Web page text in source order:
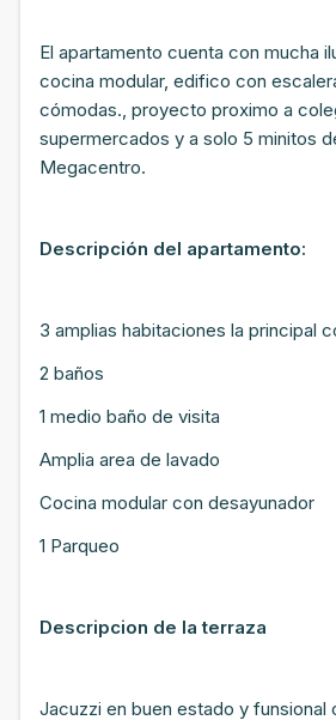
El apartamento cuenta con mucha
cocina modular, edifico con
cómodas., proyecto proximo a
supermercados y a solo 5 minitos
Megacentro.
Descripción del apartamento:
3 amplias habitaciones la principal
2 baños
1 medio baño de visita
Amplia area de lavado
Cocina modular con desayunador
1 Parqueo
Descripcion de la terraza
Jacuzzi en buen estado y funsional